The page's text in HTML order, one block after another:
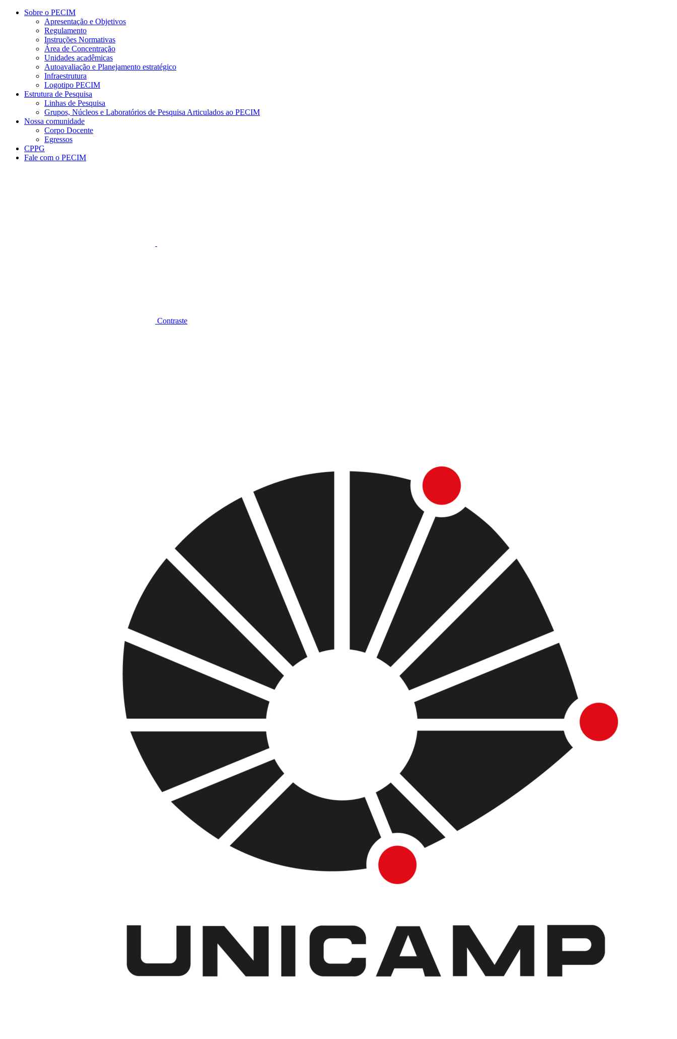
Conteúdo principal Menu principal
Sobre o PECIM
Apresentação e Objetivos
Regulamento
Instruções Normativas
Área de Concentração
Unidades acadêmicas
Autoavaliação e Planejamento estratégico
Infraestrutura
Logotipo PECIM
Estrutura de Pesquisa
Linhas de Pesquisa
Grupos, Núcleos e Laboratórios de Pesquisa Articulados ao PECIM
Nossa comunidade
Corpo Docente
Egressos
CPPG
Fale com o PECIM
Contraste